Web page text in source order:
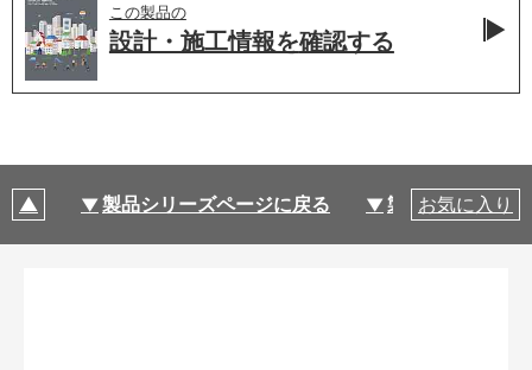
この製品の
設計・施工情報を確認する
製品シリーズページに戻る 製品仕様
お気に入り